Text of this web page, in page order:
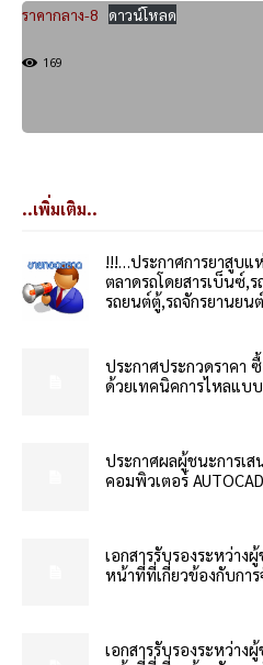
ราคากลาง-8 ดาวน์โหลด
169
..เพิ่มเติม..
!!!…ประกาศการยาสูบแ
ตลาดรถโดยสารเบ็นซ์,
รถยนต์ตู้,รถจักรยานยนต์
ประกาศประกวดราคา
ด้วยเทคนิคการไหลแบ
ประกาศผลผู้ชนะการเ
คอมพิวเตอร์
เอกสารรับรองระหว่าง
หน้าที่ที่เกี่ยวข้องกับกา
เอกสารรับรองระหว่าง